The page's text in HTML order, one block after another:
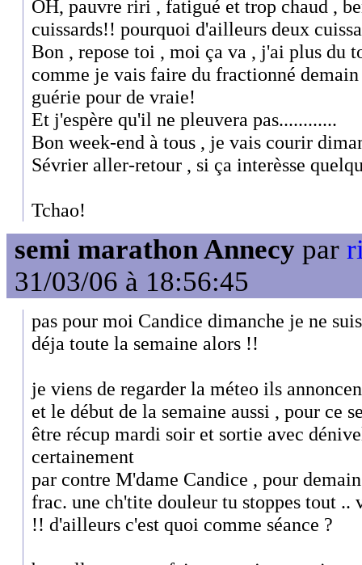
OH, pauvre riri , fatigué et trop chaud ,
cuissards!! pourquoi d'ailleurs deux
Bon , repose toi , moi ça va , j'ai plus du
comme je vais faire du fractionné
guérie pour de vraie!
Et j'espère qu'il ne pleuvera pas............
Bon week-end à tous , je vais courir
Sévrier aller-retour , si ça interèsse
Tchao!
semi marathon Annecy par
31/03/06 à 18:56:45
pas pour moi Candice dimanche je ne
déja toute la semaine alors !!
je viens de regarder la méteo ils
et le début de la semaine aussi , pour ce
être récup mardi soir et sortie avec
certainement
par contre M'dame Candice , pour
frac. une ch'tite douleur tu stoppes tout ..
!! d'ailleurs c'est quoi comme séance ?